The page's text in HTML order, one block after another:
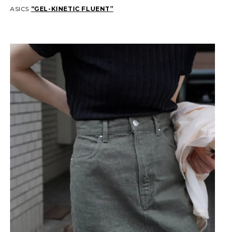
ASICS “GEL-KINETIC FLUENT”